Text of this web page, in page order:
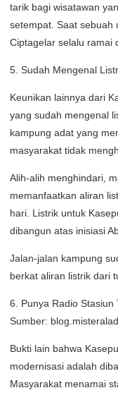
tarik bagi wisatawan
setempat. Saat sebuah
Ciptagelar selalu ramai
5. Sudah Mengenal
Keunikan lainnya dari
yang sudah mengenal
kampung adat yang
masyarakat tidak
Alih-alih menghindari,
memanfaatkan aliran
hari. Listrik untuk
dibangun atas inisiasi
Jalan-jalan kampung
berkat aliran listrik dari
6. Punya Radio Stasiun
Sumber:
Bukti lain bahwa
modernisasi adalah
Masyarakat menamai